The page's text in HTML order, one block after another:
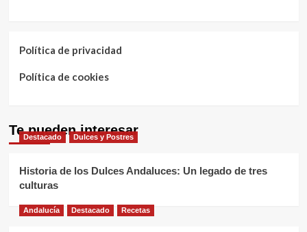
Política de privacidad
Política de cookies
Te pueden interesar
Destacado Dulces y Postres
Historia de los Dulces Andaluces: Un legado de tres
culturas
Andalucía Destacado Recetas